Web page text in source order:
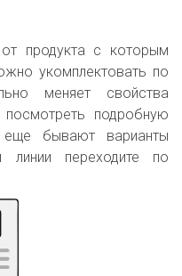
продукта с которым
укомплектовать по
меняет свойства
подробную
бывают варианты
линии переходите по